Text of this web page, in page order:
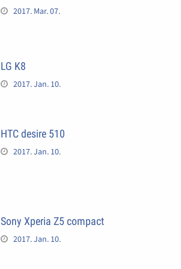
2017. Mar. 07.
LG K8
2017. Jan. 10.
HTC desire 510
2017. Jan. 10.
Sony Xperia Z5 compact
2017. Jan. 10.